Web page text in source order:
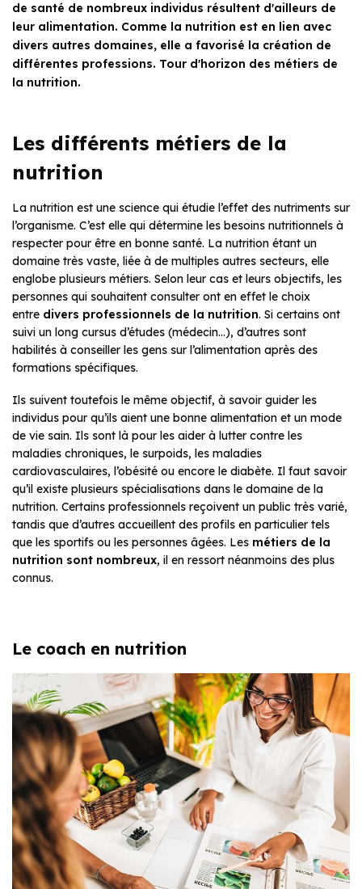
de santé de nombreux individus résultent d'ailleurs de
leur alimentation. Comme la nutrition est en lien avec
divers autres domaines, elle a favorisé la création de
différentes professions. Tour d'horizon des métiers de
la nutrition.
Les différents métiers de la
nutrition
La nutrition est une science qui étudie l’effet des nutriments sur
l’organisme. C’est elle qui détermine les besoins nutritionnels à
respecter pour être en bonne santé. La nutrition étant un
domaine très vaste, liée à de multiples autres secteurs, elle
englobe plusieurs métiers. Selon leur cas et leurs objectifs, les
personnes qui souhaitent consulter ont en effet le choix
entre divers professionnels de la nutrition. Si certains ont
suivi un long cursus d’études (médecin…), d’autres sont
habilités à conseiller les gens sur l’alimentation après des
formations spécifiques.
Ils suivent toutefois le même objectif, à savoir guider les
individus pour qu’ils aient une bonne alimentation et un mode
de vie sain. Ils sont là pour les aider à lutter contre les
maladies chroniques, le surpoids, les maladies
cardiovasculaires, l’obésité ou encore le diabète. Il faut savoir
qu’il existe plusieurs spécialisations dans le domaine de la
nutrition. Certains professionnels reçoivent un public très varié,
tandis que d’autres accueillent des profils en particulier tels
que les sportifs ou les personnes âgées. Les métiers de la
nutrition sont nombreux, il en ressort néanmoins des plus
connus.
Le coach en nutrition